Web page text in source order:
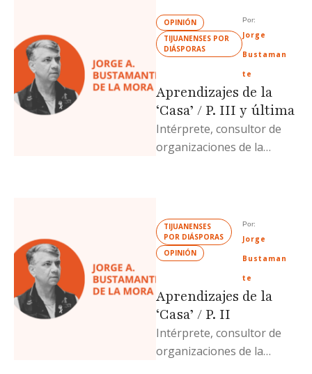
OPINIÓN
TIJUANENSES POR
DIÁSPORAS
Por:
Jorge
Bustaman
te
Aprendizajes de la
‘Casa’ / P. III y última
Intérprete, consultor de
organizaciones de la
TIJUANENSES
POR DIÁSPORAS
OPINIÓN
Por:
Jorge
Bustaman
te
Aprendizajes de la
‘Casa’ / P. II
Intérprete, consultor de
organizaciones de la